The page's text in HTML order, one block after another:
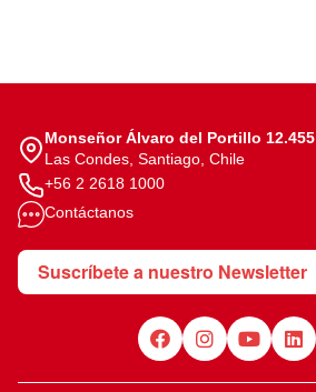
Monseñor Álvaro del Portillo 12.455
Las Condes, Santiago, Chile
+56 2 2618 1000
Contáctanos
Suscríbete a nuestro Newsletter